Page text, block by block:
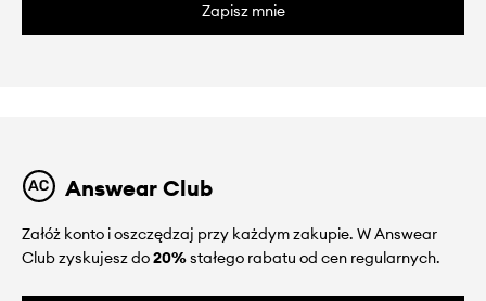
Zapisz mnie
Answear Club
Załóż konto i oszczędzaj przy każdym zakupie. W Answear
Club zyskujesz do20%stałego rabatu od cen regularnych.